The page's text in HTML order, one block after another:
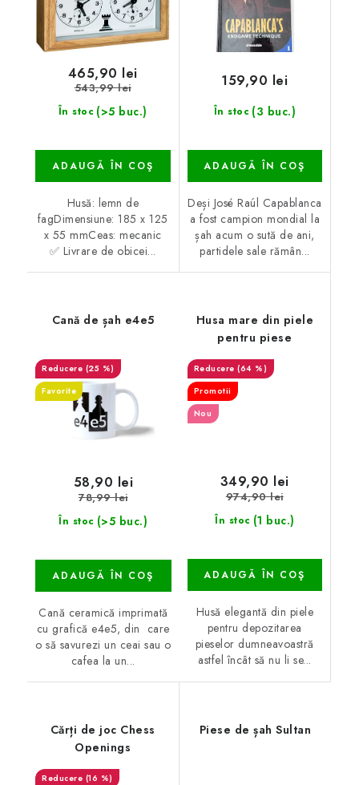
În stoc (>5 buc.)
465,90 lei
543,99 lei
ADAUGĂ ÎN COŞ
Husă: lemn de
fagDimensiune: 185 x 125
x 55 mmCeas: mecanic
✅ Livrare de obicei...
În stoc (3 buc.)
159,90 lei
ADAUGĂ ÎN COŞ
Deși José Raúl Capablanca
a fost campion mondial la
șah acum o sută de ani,
partidele sale rămân...
Cană de șah e4e5
(25 %)
Favorite
În stoc (>5 buc.)
58,90 lei
78,99 lei
ADAUGĂ ÎN COŞ
Cană ceramică imprimată
cu grafică e4e5, din care
o să savurezi un ceai sau o
cafea la un...
Husa mare din piele
pentru piese
(64 %)
Promotii
Nou
În stoc (1 buc.)
349,90 lei
974,90 lei
ADAUGĂ ÎN COŞ
Husă elegantă din piele
pentru depozitarea
pieselor dumneavoastră
astfel încât să nu li se...
Cărți de joc Chess
Openings
(16 %)
Piese de șah Sultan